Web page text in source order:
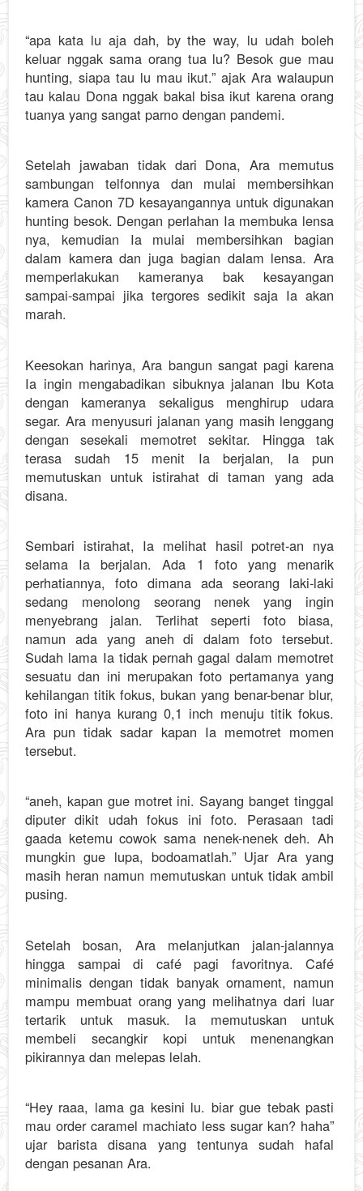
“apa kata lu aja dah, by the way, lu udah boleh
keluar nggak sama orang tua lu? Besok gue mau
hunting, siapa tau lu mau ikut.” ajak Ara walaupun
tau kalau Dona nggak bakal bisa ikut karena orang
tuanya yang sangat parno dengan pandemi.
Setelah jawaban tidak dari Dona, Ara memutus
sambungan telfonnya dan mulai membersihkan
kamera Canon 7D kesayangannya untuk digunakan
hunting besok. Dengan perlahan Ia membuka lensa
nya, kemudian Ia mulai membersihkan bagian
dalam kamera dan juga bagian dalam lensa. Ara
memperlakukan kameranya bak kesayangan
sampai-sampai jika tergores sedikit saja Ia akan
marah.
Keesokan harinya, Ara bangun sangat pagi karena
Ia ingin mengabadikan sibuknya jalanan Ibu Kota
dengan kameranya sekaligus menghirup udara
segar. Ara menyusuri jalanan yang masih lenggang
dengan sesekali memotret sekitar. Hingga tak
terasa sudah 15 menit Ia berjalan, Ia pun
memutuskan untuk istirahat di taman yang ada
disana.
Sembari istirahat, Ia melihat hasil potret-an nya
selama Ia berjalan. Ada 1 foto yang menarik
perhatiannya, foto dimana ada seorang laki-laki
sedang menolong seorang nenek yang ingin
menyebrang jalan. Terlihat seperti foto biasa,
namun ada yang aneh di dalam foto tersebut.
Sudah lama Ia tidak pernah gagal dalam memotret
sesuatu dan ini merupakan foto pertamanya yang
kehilangan titik fokus, bukan yang benar-benar blur,
foto ini hanya kurang 0,1 inch menuju titik fokus.
Ara pun tidak sadar kapan Ia memotret momen
tersebut.
“aneh, kapan gue motret ini. Sayang banget tinggal
diputer dikit udah fokus ini foto. Perasaan tadi
gaada ketemu cowok sama nenek-nenek deh. Ah
mungkin gue lupa, bodoamatlah.” Ujar Ara yang
masih heran namun memutuskan untuk tidak ambil
pusing.
Setelah bosan, Ara melanjutkan jalan-jalannya
hingga sampai di café pagi favoritnya. Café
minimalis dengan tidak banyak ornament, namun
mampu membuat orang yang melihatnya dari luar
tertarik untuk masuk. Ia memutuskan untuk
membeli secangkir kopi untuk menenangkan
pikirannya dan melepas lelah.
“Hey raaa, lama ga kesini lu. biar gue tebak pasti
mau order caramel machiato less sugar kan? haha”
ujar barista disana yang tentunya sudah hafal
dengan pesanan Ara.